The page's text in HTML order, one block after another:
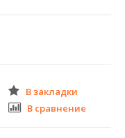
В закладки
В сравнение